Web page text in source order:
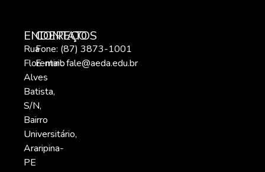
ENDEREÇO
Rua
Florentino
Alves
Batista,
S/N,
Bairro
Universitário,
Araripina-
PE
CONTATOS
Fone: (87) 3873-1001
E-mail:fale@aeda.edu.br